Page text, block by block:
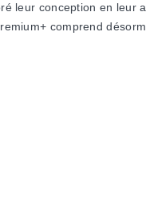
leur conception en
comprend